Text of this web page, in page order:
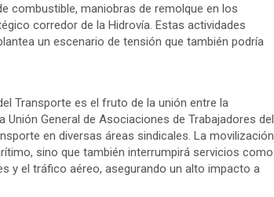
combustible, maniobras de remolque en los
corredor de la Hidrovía. Estas actividades
un escenario de tensión que también podría
Transporte es el fruto de la unión entre la
General de Asociaciones de Trabajadores del
en diversas áreas sindicales. La movilización
sino que también interrumpirá servicios como
y el tráfico aéreo, asegurando un alto impacto a